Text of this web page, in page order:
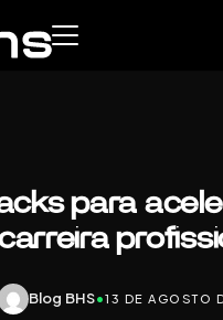
para
Blog BHS•13 DE AGOSTO